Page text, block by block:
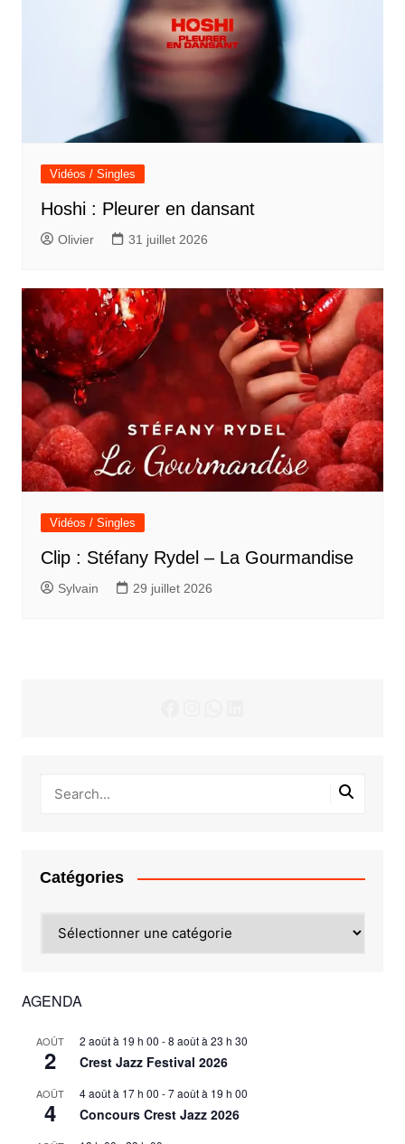
Vidéos / Singles
Hoshi : Pleurer en dansant
Olivier 31 juillet 2026
Vidéos / Singles
Clip : Stéfany Rydel – La Gourmandise
Sylvain 29 juillet 2026
Catégories
AGENDA
AOÛT
2
2 août à 19 h 00 -8 août à 23 h 30
Crest Jazz Festival 2026
AOÛT
4
4 août à 17 h 00 -7 août à 19 h 00
Concours Crest Jazz 2026